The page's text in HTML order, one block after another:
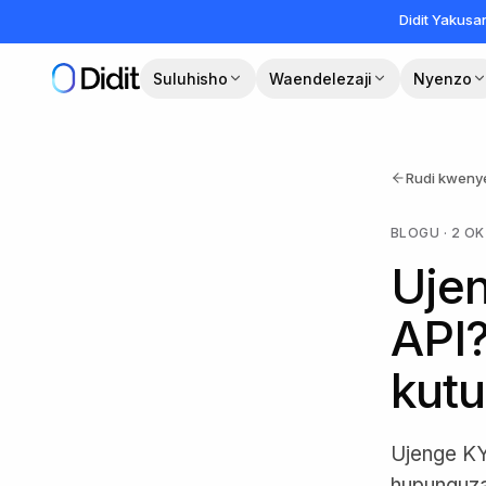
Didit
Suluhisho Waendelezaji Nyenzo
Rudi
BLOGU · 2
Ujenge